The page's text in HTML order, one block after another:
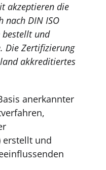
akzeptieren die
nach DIN ISO
und
Die Zertifizierung
akkreditiertes
anerkannter
erstellt und